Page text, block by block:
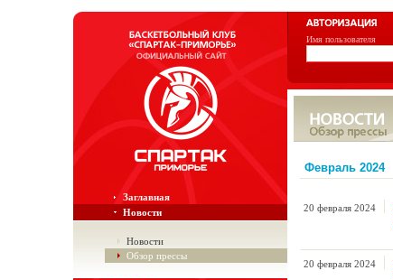
Имя пользователя
Заглавная
Новости
Новости
Обзор прессы
Февраль 2024
20 февраля 2024
20 февраля 2024